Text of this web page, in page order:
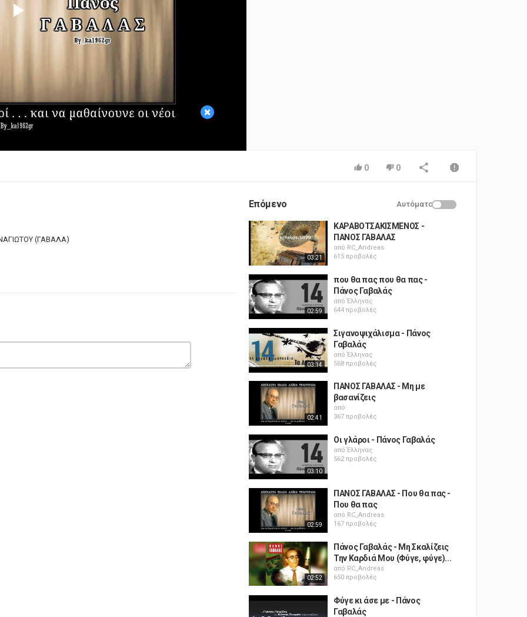
×
Play
Video
0 0
(ΓΑΒΑΛΑ)
Επόμενο Αυτόματο
03:21
ΚΑΡΑΒΟΤΣΑΚΙΣΜΕΝΟΣ -
ΠΑΝΟΣ ΓΑΒΑΛΑΣ
από RC_Andreas
615 προβολές
02:59
που θα πας που θα πας -
Πάνος Γαβαλάς
απόΈλληνας
644 προβολές
03:14
Σιγανοψιχάλισμα - Πάνος
Γαβαλάς
απόΈλληνας
568 προβολές
02:41
ΠΑΝΟΣ ΓΑΒΑΛΑΣ - Μη με
βασανίζεις
από
367 προβολές
03:10
Οι γλάροι - Πάνος Γαβαλάς
απόΈλληνας
562 προβολές
02:59
ΠΑΝΟΣ ΓΑΒΑΛΑΣ - Που θα πας -
Που θα πας
από RC_Andreas
167 προβολές
02:52
Πάνος Γαβαλάς - Μη Σκαλίζεις
Την Καρδιά Μου (Φύγε, φύγε)...
από RC_Andreas
650 προβολές
Φύγε κι άσε με - Πάνος
Γαβαλάς